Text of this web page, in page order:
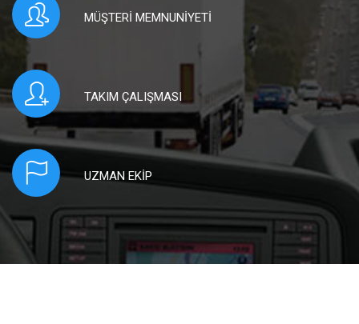
MÜŞTERİ MEMNUNİYETİ
TAKIM ÇALIŞMASI
UZMAN EKİP